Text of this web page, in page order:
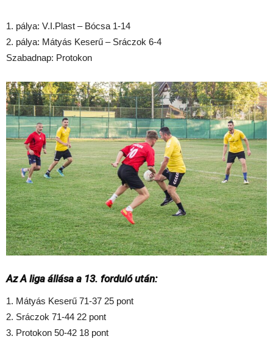
1. pálya: V.I.Plast – Bócsa 1-14
2. pálya: Mátyás Keserű – Sráczok 6-4
Szabadnap: Protokon
Az A liga állása a 13. forduló után:
1. Mátyás Keserű 71-37 25 pont
2. Sráczok 71-44 22 pont
3. Protokon 50-42 18 pont